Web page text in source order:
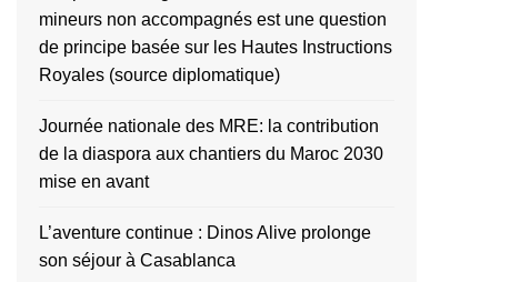
mineurs non accompagnés est une question
de principe basée sur les Hautes Instructions
Royales (source diplomatique)
Journée nationale des MRE: la contribution
de la diaspora aux chantiers du Maroc 2030
mise en avant
L’aventure continue : Dinos Alive prolonge
son séjour à Casablanca